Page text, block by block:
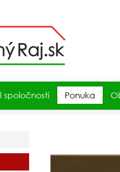
spoločnosti Ponuka